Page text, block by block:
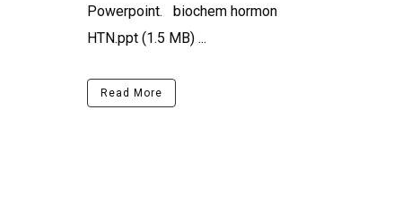
Powerpoint. biochem hormon
HTN.ppt (1.5 MB) ...
Read More